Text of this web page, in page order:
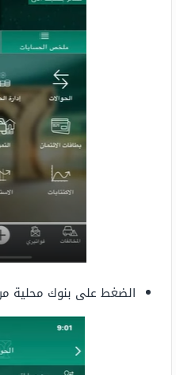
الضغط على بنوك محلية